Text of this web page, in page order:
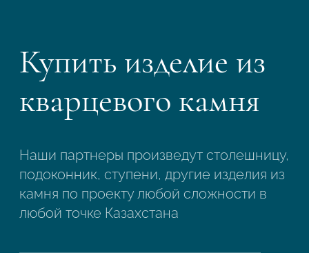
Купить изделие из
кварцевого камня
Наши партнеры произведут столешницу,
подоконник, ступени, другие изделия из
камня по проекту любой сложности в
любой точке Казахстана